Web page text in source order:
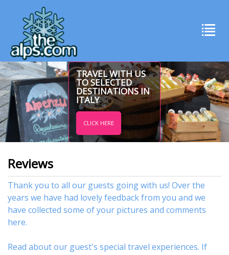
TRAVEL WITH US
TO SELECTED
DESTINATIONS IN
ITALY
CLICK HERE
Reviews
Thank you to all our guests going with us! Over the
years we have had lovely feedback from you and we
have collected some of your pictures and comments
here.
Read about our guest's special travel experiences. If